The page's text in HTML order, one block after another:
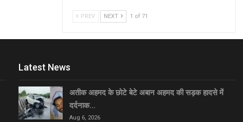
PREV NEXT 1 of 71
Latest News
अतीक अहमद के छोटे बेटे अबान अहमद की सड़क हादसे में
दर्दनाक…
Aug 6, 2026